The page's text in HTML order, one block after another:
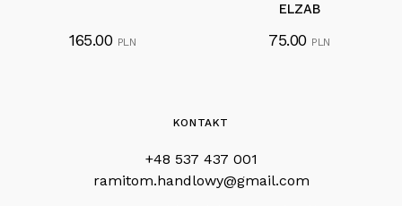
165.00 PLN
ELZAB
75.00 PLN
KONTAKT
+48 537 437 001
ramitom.handlowy@gmail.com